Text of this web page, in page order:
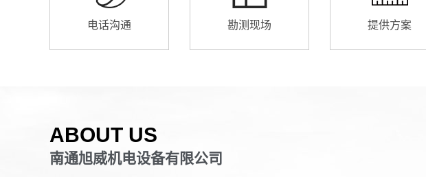
电话沟通 勘测现场 提供方案
ABOUT US
南通旭威机电设备有限公司